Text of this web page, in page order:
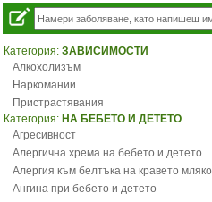
Категория: ЗАВИСИМОСТИ
Алкохолизъм
Наркомании
Пристрастявания
Категория: НА БЕБЕТО И ДЕТЕТО
Агресивност
Алергична хрема на бебето и детето
Алергия към белтъка на кравето мляко
Ангина при бебето и детето